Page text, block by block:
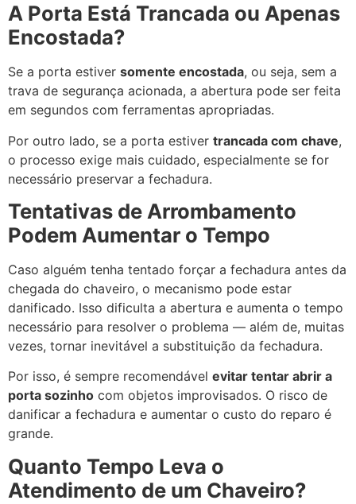
A Porta Está Trancada ou Apenas
Encostada?
Se a porta estiver somente encostada, ou seja, sem a
trava de segurança acionada, a abertura pode ser feita
em segundos com ferramentas apropriadas.
Por outro lado, se a porta estiver trancada com chave,
o processo exige mais cuidado, especialmente se for
necessário preservar a fechadura.
Tentativas de Arrombamento
Podem Aumentar o Tempo
Caso alguém tenha tentado forçar a fechadura antes da
chegada do chaveiro, o mecanismo pode estar
danificado. Isso dificulta a abertura e aumenta o tempo
necessário para resolver o problema — além de, muitas
vezes, tornar inevitável a substituição da fechadura.
Por isso, é sempre recomendável evitar tentar abrir a
porta sozinho com objetos improvisados. O risco de
danificar a fechadura e aumentar o custo do reparo é
grande.
Quanto Tempo Leva o
Atendimento de um Chaveiro?